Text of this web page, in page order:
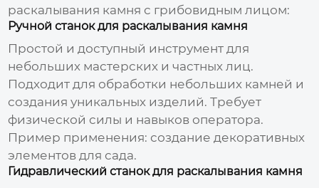
раскалывания камня с грибовидным лицом:
Ручной станок для раскалывания камня
Простой и доступный инструмент для
небольших мастерских и частных лиц.
Подходит для обработки небольших камней и
создания уникальных изделий. Требует
физической силы и навыков оператора.
Пример применения: создание декоративных
элементов для сада.
Гидравлический станок для раскалывания камня